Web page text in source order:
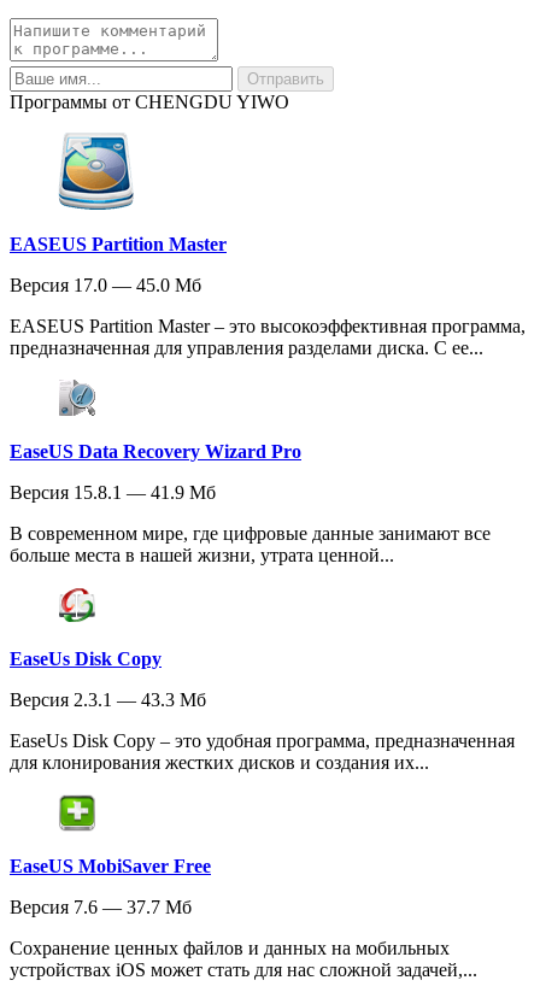
Программы от CHENGDU YIWO
EASEUS Partition Master
Версия 17.0 — 45.0 Мб
EASEUS Partition Master – это высокоэффективная программа,
предназначенная для управления разделами диска. С ее...
EaseUS Data Recovery Wizard Pro
Версия 15.8.1 — 41.9 Мб
В современном мире, где цифровые данные занимают все
больше места в нашей жизни, утрата ценной...
EaseUs Disk Copy
Версия 2.3.1 — 43.3 Мб
EaseUs Disk Copy – это удобная программа, предназначенная
для клонирования жестких дисков и создания их...
EaseUS MobiSaver Free
Версия 7.6 — 37.7 Мб
Сохранение ценных файлов и данных на мобильных
устройствах iOS может стать для нас сложной задачей,...